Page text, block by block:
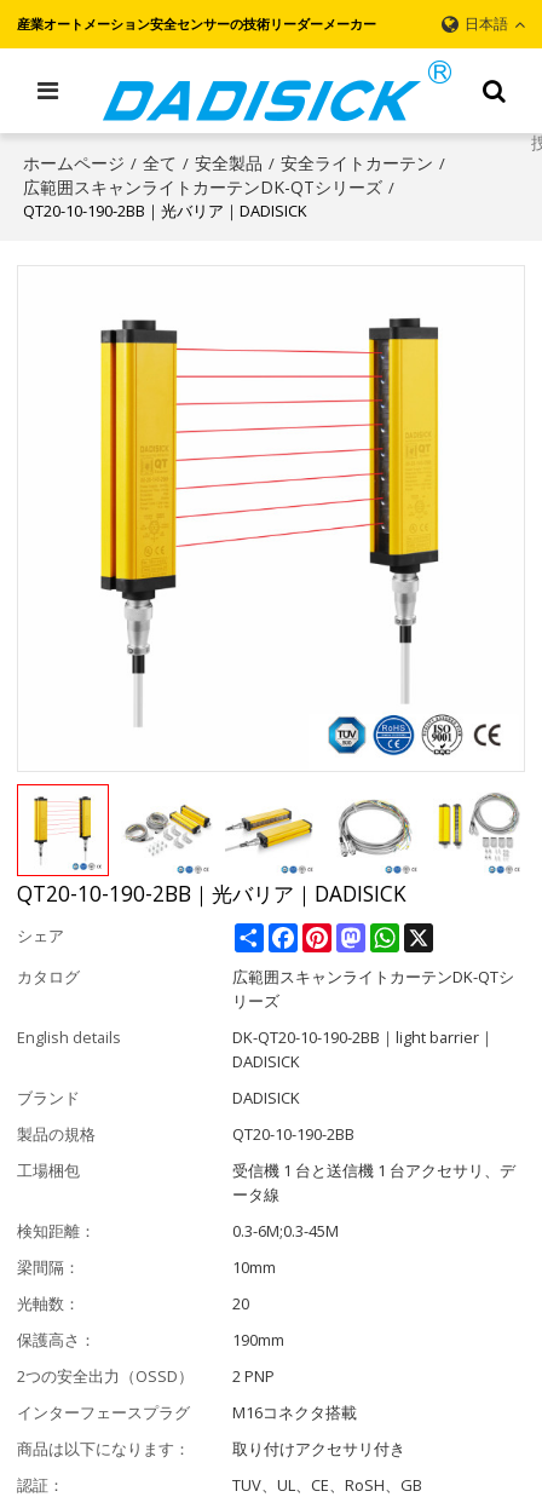
産業オートメーション安全センサーの技術リーダーメーカー 日本語
ホームページ / 全て / 安全製品 / 安全ライトカーテン /
広範囲スキャンライトカーテンDK-QTシリーズ /
QT20-10-190-2BB｜光バリア｜DADISICK
QT20-10-190-2BB｜光バリア｜DADISICK
シェア ShareFacebookPinterestMastodonWhatsApp
カタログ
広範囲スキャンライトカーテンDK-QTシ
リーズ
English details
DK-QT20-10-190-2BB｜light barrier｜
DADISICK
ブランド
DADISICK
製品の規格
QT20-10-190-2BB
工場梱包
受信機 1 台と送信機 1 台アクセサリ、デ
ータ線
検知距離：
0.3-6M;0.3-45M
梁間隔：
10mm
光軸数：
20
保護高さ：
190mm
2つの安全出力（OSSD）
2 PNP
インターフェースプラグ
M16コネクタ搭載
商品は以下になります：
取り付けアクセサリ付き
認証：
TUV、UL、CE、RoSH、GB